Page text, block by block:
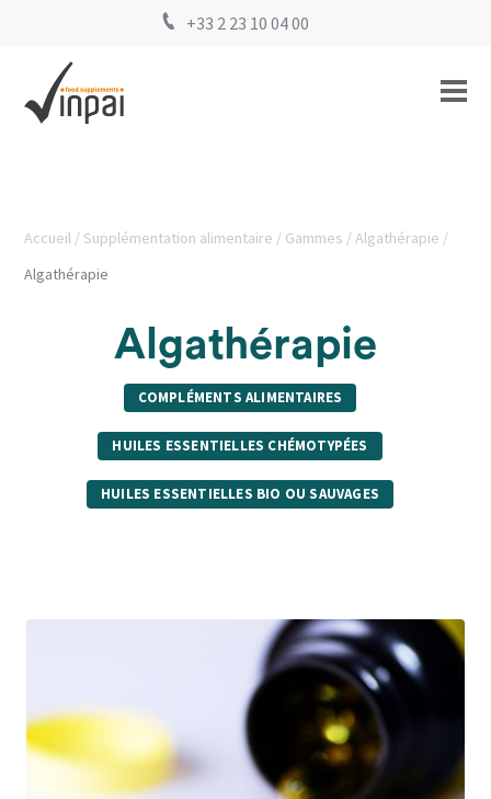
+33 2 23 10 04 00
Accueil Supplémentation alimentaire Gammes
Algathérapie
Algathérapie
Algathérapie
COMPLÉMENTS ALIMENTAIRES
HUILES ESSENTIELLES CHÉMOTYPÉES
HUILES ESSENTIELLES BIO OU SAUVAGES